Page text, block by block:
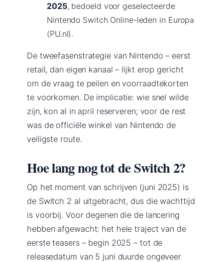
2025, bedoeld voor geselecteerde
Nintendo Switch Online-leden in Europa
(PU.nl).
De tweefasenstrategie van Nintendo – eerst
retail, dan eigen kanaal – lijkt erop gericht
om de vraag te peilen en voorraadtekorten
te voorkomen. De implicatie: wie snel wilde
zijn, kon al in april reserveren; voor de rest
was de officiële winkel van Nintendo de
veiligste route.
Hoe lang nog tot de Switch 2?
Op het moment van schrijven (juni 2025) is
de Switch 2 al uitgebracht, dus die wachttijd
is voorbij. Voor degenen die de lancering
hebben afgewacht: het hele traject van de
eerste teasers – begin 2025 – tot de
releasedatum van 5 juni duurde ongeveer